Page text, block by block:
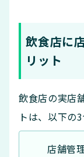
飲食店に
リット
飲食店の実店
トは、以下の3
店舗管